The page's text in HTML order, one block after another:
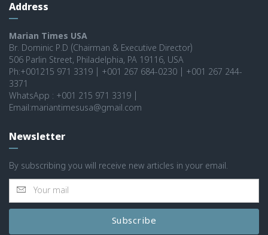
Address
Marian Times USA
Br. Dominic P.D (Chairman & Executive Director)
506 Parlin Street, Philadelphia, PA 19116, USA
Ph:+001215 971 3319 | +001 267 684-0230 | +001 267 244-
3371
WhatsApp : +001 215 971 3319 |
Email:mariantimesusa@gmail.com
Newsletter
By subscribing you will receive new articles in your email.
Subscribe